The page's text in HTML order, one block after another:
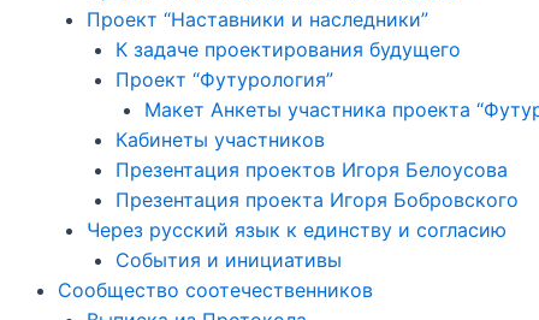
Проект “Наставники и наследники”
К задаче проектирования будущего
Проект “Футурология”
Макет Анкеты участника проекта
Кабинеты участников
Презентация проектов Игоря Белоусова
Презентация проекта Игоря Бобровского
Через русский язык к единству и согласию
События и инициативы
Сообщество соотечественников